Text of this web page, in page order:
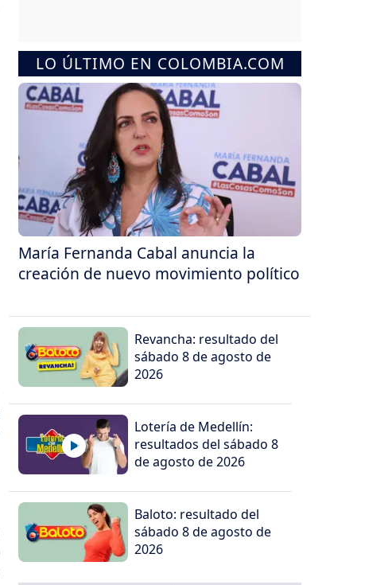
LO ÚLTIMO EN COLOMBIA.COM
María Fernanda Cabal anuncia la
creación de nuevo movimiento político
Revancha: resultado del
sábado 8 de agosto de
2026
Lotería de Medellín:
resultados del sábado 8
de agosto de 2026
Baloto: resultado del
sábado 8 de agosto de
2026